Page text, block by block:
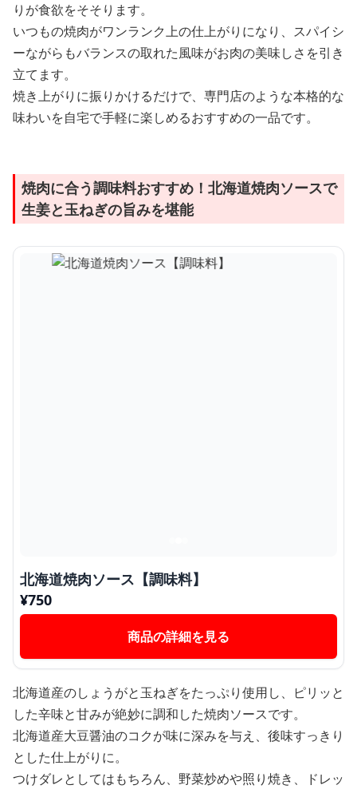
りが食欲をそそります。
いつもの焼肉がワンランク上の仕上がりになり、スパイシ
ーながらもバランスの取れた風味がお肉の美味しさを引き
立てます。
焼き上がりに振りかけるだけで、専門店のような本格的な
味わいを自宅で手軽に楽しめるおすすめの一品です。
焼肉に合う調味料おすすめ！北海道焼肉ソースで
生姜と玉ねぎの旨みを堪能
北海道焼肉ソース【調味料】
¥750
商品の詳細を見る
北海道産のしょうがと玉ねぎをたっぷり使用し、ピリッと
した辛味と甘みが絶妙に調和した焼肉ソースです。
北海道産大豆醤油のコクが味に深みを与え、後味すっきり
とした仕上がりに。
つけダレとしてはもちろん、野菜炒めや照り焼き、ドレッ